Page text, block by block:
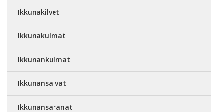
Ikkunakilvet
Ikkunakulmat
Ikkunankulmat
Ikkunansalvat
Ikkunansaranat